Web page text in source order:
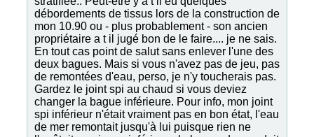
débordements de tissus lors de la construction de
mon 10.90 ou - plus probablement - son ancien
propriétaire a t il jugé bon de le faire.... je ne sais.
En tout cas point de salut sans enlever l'une des
deux bagues. Mais si vous n'avez pas de jeu, pas
de remontées d'eau, perso, je n'y toucherais pas.
Gardez le joint spi au chaud si vous deviez
changer la bague inférieure. Pour info, mon joint
spi inférieur n'était vraiment pas en bon état, l'eau
de mer remontait jusqu'à lui puisque rien ne